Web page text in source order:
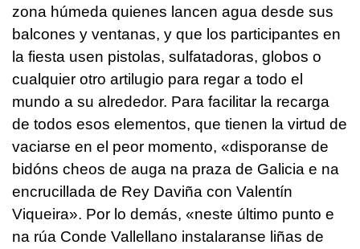
zona húmeda quienes lancen agua desde sus
balcones y ventanas, y que los participantes en
la fiesta usen pistolas, sulfatadoras, globos o
cualquier otro artilugio para regar a todo el
mundo a su alrededor. Para facilitar la recarga
de todos esos elementos, que tienen la virtud de
vaciarse en el peor momento, «disporanse de
bidóns cheos de auga na praza de Galicia e na
encrucillada de Rey Daviña con Valentín
Viqueira». Por lo demás, «neste último punto e
na rúa Conde Vallellano instalaranse liñas de